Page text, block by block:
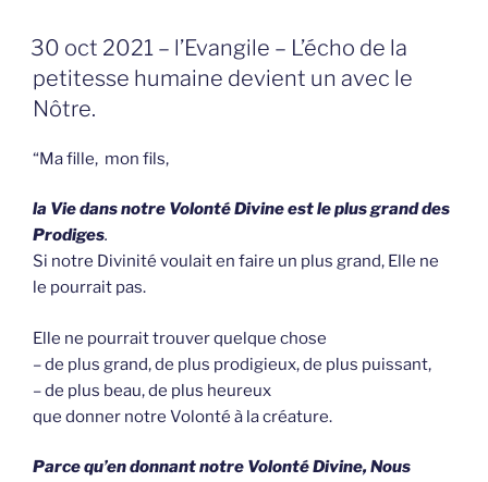
GEPLAATST
OP
30 oct 2021 – l’Evangile – L’écho de la
petitesse humaine devient un avec le
Nôtre.
“Ma fille, mon fils,
la Vie dans notre Volonté Divine est le plus grand des
Prodiges.
Si notre Divinité voulait en faire un plus grand, Elle ne
le pourrait pas.
Elle ne pourrait trouver quelque chose
– de plus grand, de plus prodigieux, de plus puissant,
– de plus beau, de plus heureux
que donner notre Volonté à la créature.
Parce qu’en donnant notre Volonté Divine, Nous